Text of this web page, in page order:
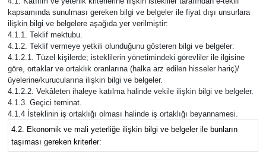
kapsamında sunulması gereken bilgi ve belgeler ile fiyat dışı unsurlara
ilişkin bilgi ve belgelere aşağıda yer verilmiştir:
4.1.1. Teklif mektubu.
4.1.2. Teklif vermeye yetkili olunduğunu gösteren bilgi ve belgeler:
4.1.2.1. Tüzel kişilerde; isteklilerin yönetimindeki görevliler ile ilgisine
göre, ortaklar ve ortaklık oranlarına (halka arz edilen hisseler hariç)/
üyelerine/kurucularına ilişkin bilgi ve belgeler.
4.1.2.2. Vekâleten ihaleye katılma halinde vekile ilişkin bilgi ve belgeler.
4.1.3. Geçici teminat.
4.1.4 İsteklinin iş ortaklığı olması halinde iş ortaklığı beyannamesi.
4.2. Ekonomik ve mali yeterliğe ilişkin bilgi ve belgeler ile bunların
taşıması gereken kriterler: